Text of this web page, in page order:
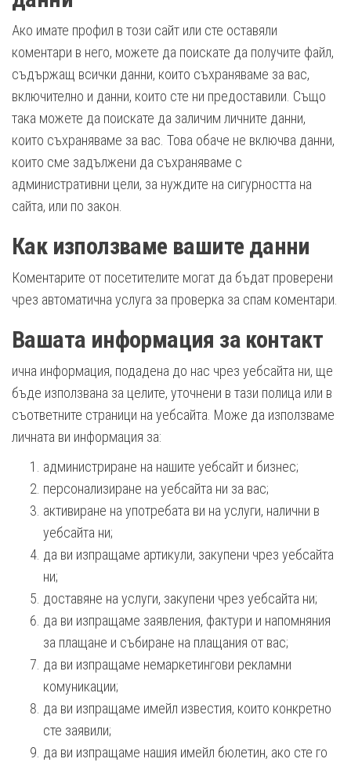
Ако имате профил в този сайт или сте оставяли
коментари в него, можете да поискате да получите файл,
съдържащ всички данни, които съхраняваме за вас,
включително и данни, които сте ни предоставили. Също
така можете да поискате да заличим личните данни,
които съхраняваме за вас. Това обаче не включва данни,
които сме задължени да съхраняваме с
административни цели, за нуждите на сигурността на
сайта, или по закон.
Как използваме вашите данни
Коментарите от посетителите могат да бъдат проверени
чрез автоматична услуга за проверка за спам коментари.
Вашата информация за контакт
ична информация, подадена до нас чрез уебсайта ни, ще
бъде използвана за целите, уточнени в тази полица или в
съответните страници на уебсайта. Може да използваме
личната ви информация за:
администриране на нашите уебсайт и бизнес;
персонализиране на уебсайта ни за вас;
активиране на употребата ви на услуги, налични в
уебсайта ни;
да ви изпращаме артикули, закупени чрез уебсайта
ни;
доставяне на услуги, закупени чрез уебсайта ни;
да ви изпращаме заявления, фактури и напомняния
за плащане и събиране на плащания от вас;
да ви изпращаме немаркетингови рекламни
комуникации;
да ви изпращаме имейл известия, които конкретно
сте заявили;
да ви изпращаме нашия имейл бюлетин, ако сте го